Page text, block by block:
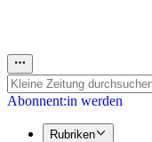
Abonnent:in werden
Rubriken